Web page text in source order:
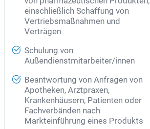
einschließlich Schaffung von
Vertriebsmaßnahmen und
Verträgen
Schulung von
Außendienstmitarbeiter/innen
Beantwortung von Anfragen von
Apotheken, Arztpraxen,
Krankenhäusern, Patienten oder
Fachverbänden nach
Markteinführung eines Produkts